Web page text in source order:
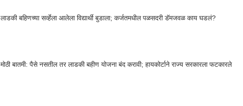
लाडकी बहिणच्या सर्व्हेला आलेला विद्यार्थी बुडाला; कर्जतमधील पळसदरी डॅमजवळ काय घडलं?
मोठी बातमी: पैसे नसतील तर लाडकी बहीण योजना बंद करावी; हायकोर्टाने राज्य सरकारला फटकारले